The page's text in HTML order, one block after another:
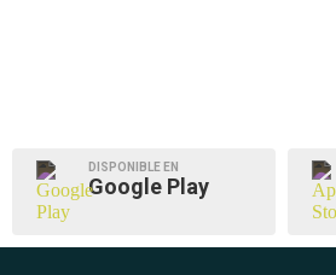
DISPONIBLE EN
Google Play